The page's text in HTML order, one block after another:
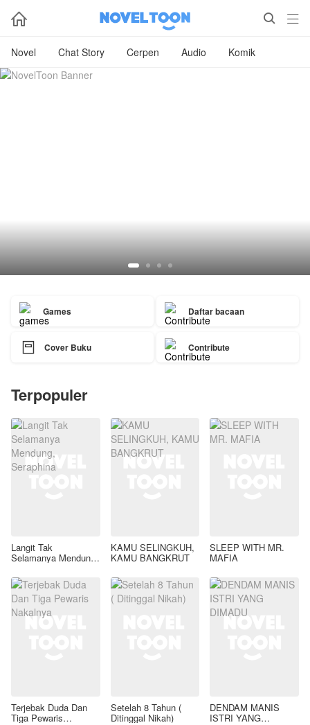
  
Novel Chat Story Cerpen Audio Komik
Games Daftar bacaan
 Cover Buku Contribute
Terpopuler
Langit Tak
Selamanya Mendung,
KAMU SELINGKUH,
KAMU BANGKRUT
SLEEP WITH MR.
MAFIA
Terjebak Duda Dan
Tiga Pewaris
Setelah 8 Tahun (
Ditinggal Nikah)
DENDAM MANIS
ISTRI YANG